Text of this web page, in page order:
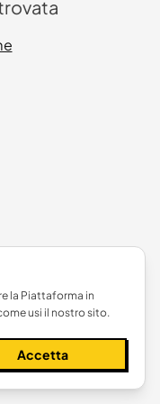
la Piattaforma in
usi il nostro sito.
Accetta